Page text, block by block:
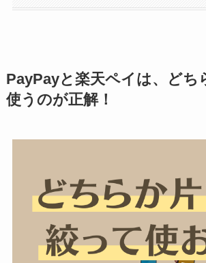
PayPayと楽天ペイは、どち
使うのが正解！